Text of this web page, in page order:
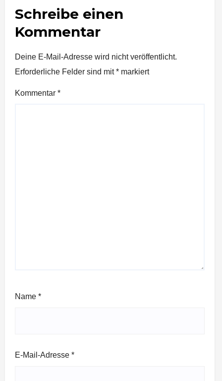
Schreibe einen
Kommentar
Deine E-Mail-Adresse wird nicht veröffentlicht.
Erforderliche Felder sind mit* markiert
Kommentar *
Name *
E-Mail-Adresse *